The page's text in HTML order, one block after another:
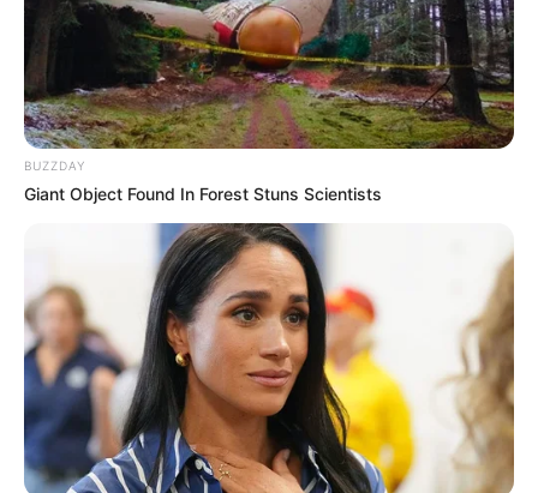
einer Ausstellung von zeitgenössischen Kunstwerken
Mittelrhein-Museum in Koblenz
Kunstwerke aus mehreren Jahrhunderten
historischen Bauwerken inmitten der
Koblenzer Altstadt zu bewundern.
Marksburg
Die sehr gut erhaltene mittelalterliche Burg
am Mittelrhein gilt als die typische
deutsche Ritterburg. Wegen ihres
ursprünglichen und märchenhaften Aussehens dient sie
auch als Vorlage für Burgmodelle. Deshalb wurde sie
sogar in Japan originalgetreu nachgebaut.
BUZZDAY
Giant Object Found In Forest Stuns Scientists